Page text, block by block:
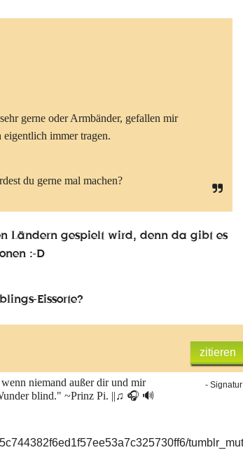
gerne oder Armbänder, gefallen mir
immer tragen.
du gerne mal machen?
Ländern gespielt wird, denn da gibt es
:-D
Eissorte?
zitieren
-
niemand außer dir und mir
blind." ~Prinz Pi. ||♫ 🎧 🔊